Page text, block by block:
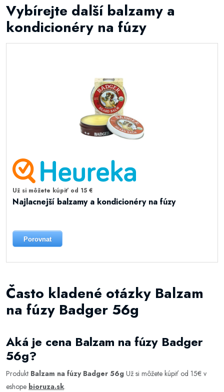
Vybírejte další balzamy a
kondicionéry na fúzy
Už si môžete kúpiť od 15 €
Najlacnejší balzamy a kondicionéry na fúzy
Porovnat
Často kladené otázky Balzam
na fúzy Badger 56g
Aká je cena Balzam na fúzy Badger
56g?
Produkt Balzam na fúzy Badger 56g Už si môžete kúpiť od 15€ v
eshope bioruza.sk.